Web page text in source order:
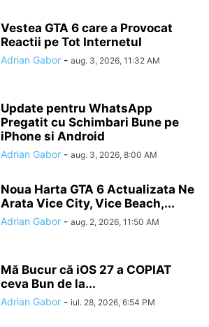
Vestea GTA 6 care a Provocat
Reactii pe Tot Internetul
Adrian Gabor - aug. 3, 2026, 11:32 AM
Update pentru WhatsApp
Pregatit cu Schimbari Bune pe
iPhone si Android
Adrian Gabor - aug. 3, 2026, 8:00 AM
Noua Harta GTA 6 Actualizata Ne
Arata Vice City, Vice Beach,...
Adrian Gabor - aug. 2, 2026, 11:50 AM
Mă Bucur că iOS 27 a COPIAT
ceva Bun de la...
Adrian Gabor - iul. 28, 2026, 6:54 PM